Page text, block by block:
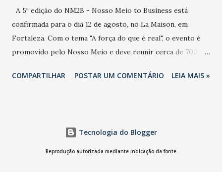
A 5ª edição do NM2B - Nosso Meio to Business está
confirmada para o dia 12 de agosto, no La Maison, em
Fortaleza. Com o tema "A força do que é real", o evento é
promovido pelo Nosso Meio e deve reunir cerca de 700
e lideranças do Mercado Nacional. Desde 2022, o NM2B
LinkedIn, VISA, Grupo 3corações, TikTok e M. Dias Branco.
A nova edição chega em um momento em que autenticidade
COMPARTILHAR POSTAR UM COMENTÁRIO LEIA MAIS »
Tecnologia do Blogger
Reprodução autorizada mediante indicação da fonte